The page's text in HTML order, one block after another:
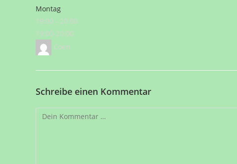
Montag
19:00 - 20:00
19:00-20:00
Coen
Schreibe einen Kommentar
Kommentar